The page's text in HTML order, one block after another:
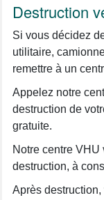
Destruction
Si vous décidez
utilitaire,
remettre à un
Appelez notre
destruction de
gratuite.
Notre centre VHU
destruction, à
Après